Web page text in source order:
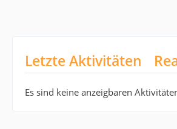
Letzte Aktivitäten
Es sind keine anzeigbaren